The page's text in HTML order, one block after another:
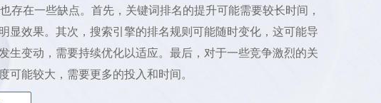
存在一些缺点。首先，关键词排名的提升可能需要较长时间，
显效果。其次，搜索引擎的排名规则可能随时变化，这可能导
生变动，需要持续优化以适应。最后，对于一些竞争激烈的关
可能较大，需要更多的投入和时间。